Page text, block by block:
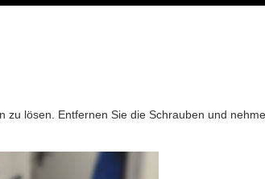
zu lösen. Entfernen Sie die Schrauben und